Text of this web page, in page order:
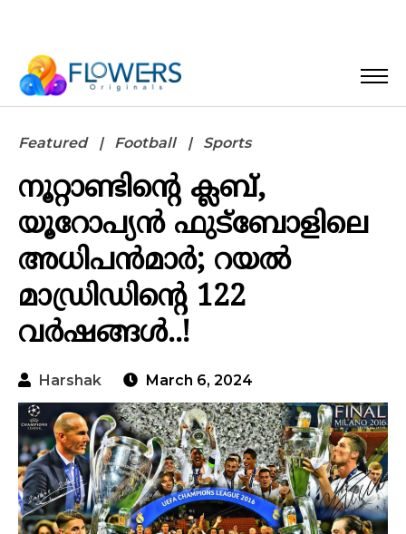
Featured Football Sports
നൂറ്റാണ്ടിന്റെ ക്ലബ്,
യൂറോപ്യൻ ഫുട്‌ബോളിലെ
അധിപൻമാർ; റയൽ
മാഡ്രിഡിന്റെ 122
വർഷങ്ങൾ..!
Harshak March 6, 2024